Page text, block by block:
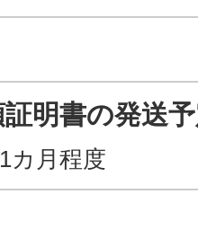
明書の発送
カ月程度